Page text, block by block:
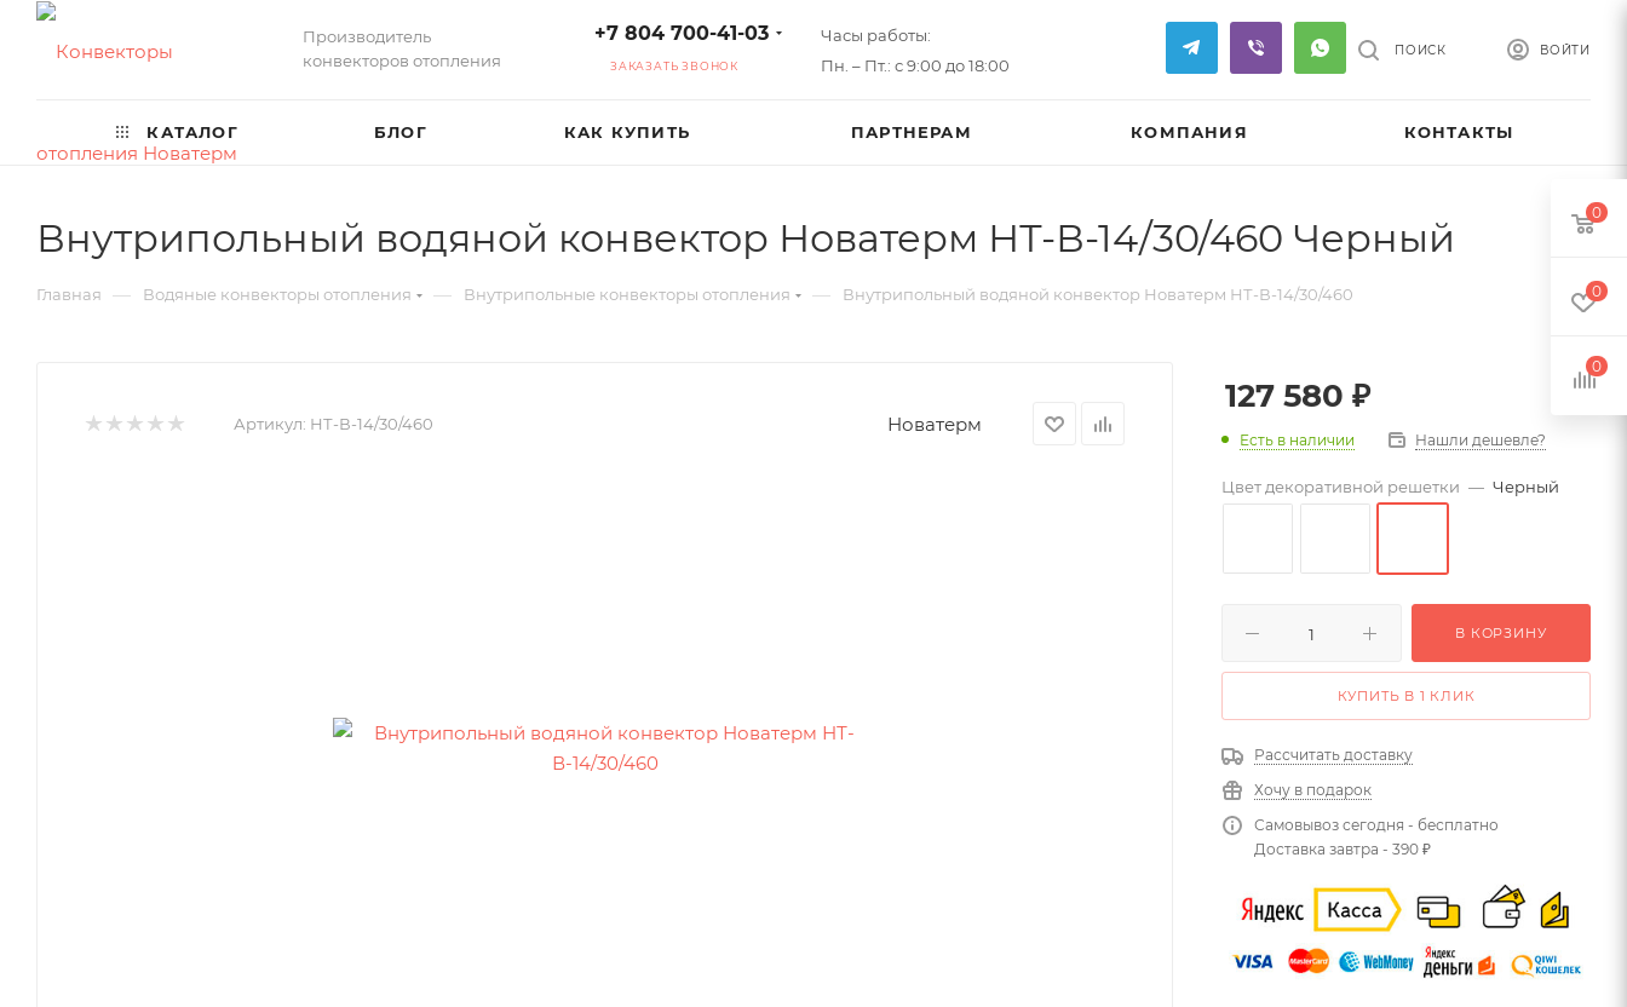
Производитель
конвекторов отопления
+7 804 700-41-03
ЗАКАЗАТЬ ЗВОНОК
Часы работы:
Пн. – Пт.: с 9:00 до 18:00
ВОЙТИ
ПОИСК
КАТАЛОГ БЛОГ КАК КУПИТЬ ПАРТНЕРАМ КОМПАНИЯ КОНТАКТЫ
Внутрипольный водяной конвектор Новатерм НТ-В-14/30/460 Черный
Главная — Водяные конвекторы отопления — Внутрипольные конвекторы отопления — Внутрипольный водяной конвектор Новатерм НТ-В-14/30/460
Артикул: НТ-В-14/30/460 Новатерм
127 580 ₽
Есть в наличии Нашли дешевле?
Цвет декоративной решетки — Черный
В КОРЗИНУ
КУПИТЬ В 1 КЛИК
Рассчитать доставку
Хочу в подарок
Самовывоз сегодня - бесплатно
Доставка завтра - 390 ₽
0
0
0